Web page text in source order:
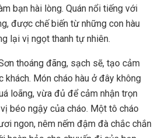
bạn hài lòng. Quán nổi tiếng với
được chế biến từ những con hàu
lại vị ngọt thanh tự nhiên.
thoáng đãng, sạch sẽ, tạo cảm
Món cháo hàu ở đây không
loãng, vừa đủ để cảm nhận trọn
béo ngậy của cháo. Một tô cháo
ngon, nêm nếm đậm đà chắc chắn